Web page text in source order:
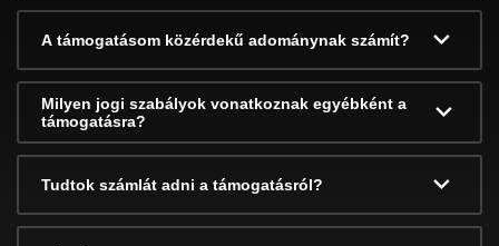
A támogatásom közérdekű adománynak számít?
Milyen jogi szabályok vonatkoznak egyébként a
támogatásra?
Tudtok számlát adni a támogatásról?